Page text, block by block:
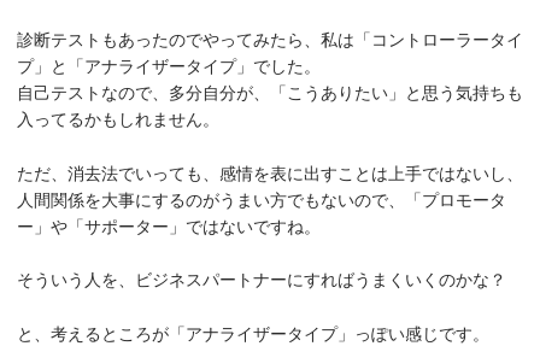
診断テストもあったのでやってみたら、私は「コントローラータイ
プ」と「アナライザータイプ」でした。
自己テストなので、多分自分が、「こうありたい」と思う気持ちも
入ってるかもしれません。
ただ、消去法でいっても、感情を表に出すことは上手ではないし、
人間関係を大事にするのがうまい方でもないので、「プロモータ
ー」や「サポーター」ではないですね。
そういう人を、ビジネスパートナーにすればうまくいくのかな？
と、考えるところが「アナライザータイプ」っぽい感じです。